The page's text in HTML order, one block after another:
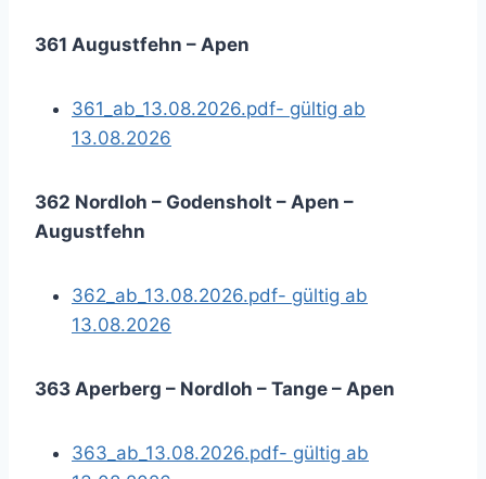
361 Augustfehn – Apen
361_ab_13.08.2026.pdf- gültig ab
13.08.2026
362 Nordloh – Godensholt – Apen –
Augustfehn
362_ab_13.08.2026.pdf- gültig ab
13.08.2026
363 Aperberg – Nordloh – Tange – Apen
363_ab_13.08.2026.pdf- gültig ab